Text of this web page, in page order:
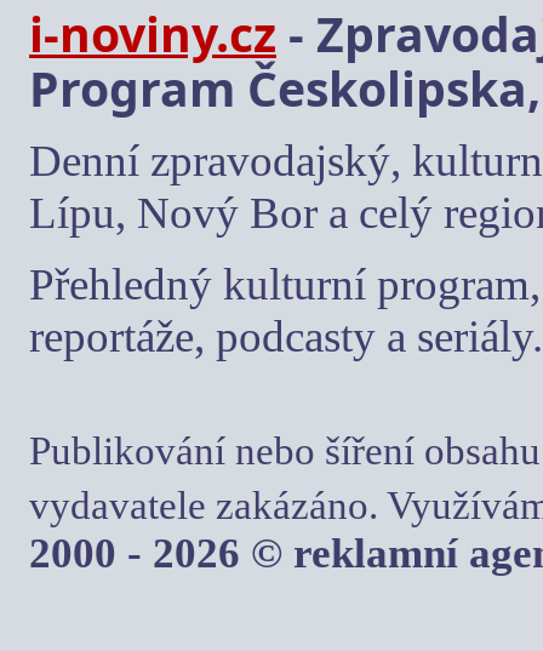
i-noviny.cz -
Program
Denní zpravodajský,
Lípu, Nový Bor a celý
Přehledný kulturní
reportáže, podcasty a seriály.
Publikování nebo šíření
vydavatele zakázáno.
2000 - 2026 © reklamní